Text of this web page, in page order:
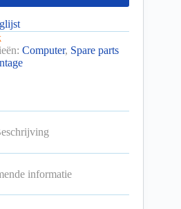
Computer, Spare parts
informatie